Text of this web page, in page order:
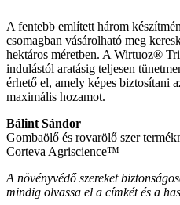
A fentebb említett három
csomagban vásárolható meg
hektáros méretben. A Wirtuoz®
indulástól aratásig teljesen
érhető el, amely képes biztosítani
maximális hozamot.
Bálint Sándor
Gombaölő és rovarölő szer
Corteva Agriscience™
A növényvédő szereket
mindig olvassa el a címkét és a